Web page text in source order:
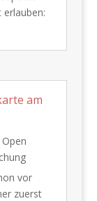
erlauben:
am
Open
vor
zuerst